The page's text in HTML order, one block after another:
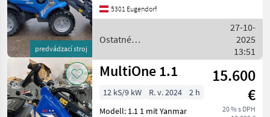
všetkých
51
MARKETPLACE
Marketplace
Ponuky
predajcov
Drobné
inzeráty
predvádzací stroj
Unzerbrechliche
5301 Eugendorf
Ostatné
stroje / Multione
27-10-
2025
13:51
MultiOne 1.1
15.600
€
20 % s DPH
12 kS/9 kW R. v. 2024
2 h
Modell: 1.1 1 mit Yanmar